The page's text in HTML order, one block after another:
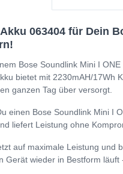
063404 für Dein
Bose Soundlink Mini I
bietet mit 2230mAH/17Wh
ganzen Tag über versorgt.
einen Bose Soundlink Mini I
liefert Leistung ohne
auf maximale Leistung und
Gerät wieder in Bestform